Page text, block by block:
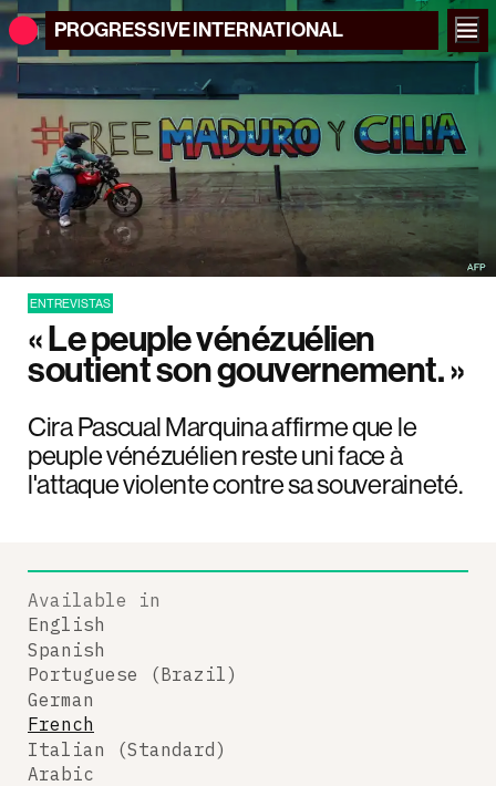
PROGRESSIVEINTERNATIONAL
ENTREVISTAS
« Le peuple vénézuélien
soutient son gouvernement. »
Cira Pascual Marquina affirme que le
peuple vénézuélien reste uni face à
l'attaque violente contre sa souveraineté.
Available in
English
Spanish
Portuguese (Brazil)
German
French
Italian (Standard)
Arabic